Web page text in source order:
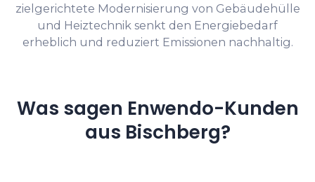
zielgerichtete Modernisierung von Gebäudehülle
und Heiztechnik senkt den Energiebedarf
erheblich und reduziert Emissionen nachhaltig.
Was sagen Enwendo-Kunden
aus Bischberg?